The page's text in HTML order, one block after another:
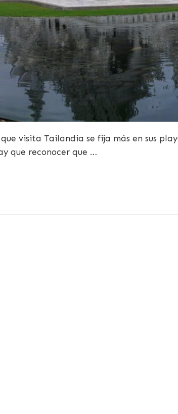
visita Tailandia se fija más en sus
que reconocer que …